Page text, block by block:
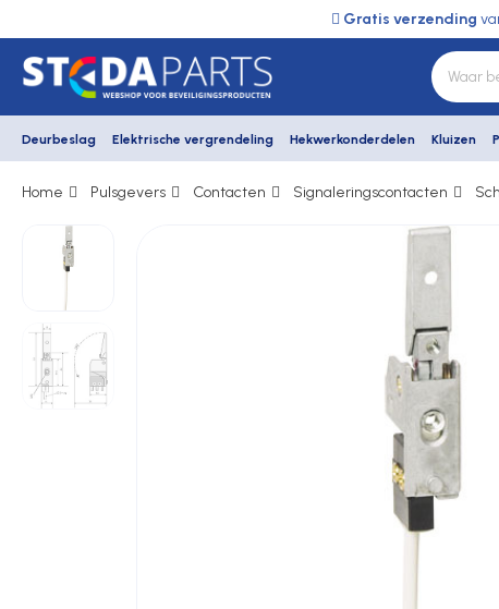
Gratis verzending
Deurbeslag Elektrische vergrendeling Hekwerkonderdelen Kluizen
Deurbeslag
Elektrische vergrendeling
Hekwerkonderdelen
Home Pulsgevers Contacten Signaleringscontacten